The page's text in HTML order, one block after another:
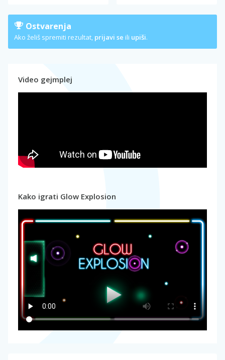
Ostvarenja
Ako želiš spremiti rezultat, prijavi se ili upiši.
Video gejmplej
Kako igrati Glow Explosion